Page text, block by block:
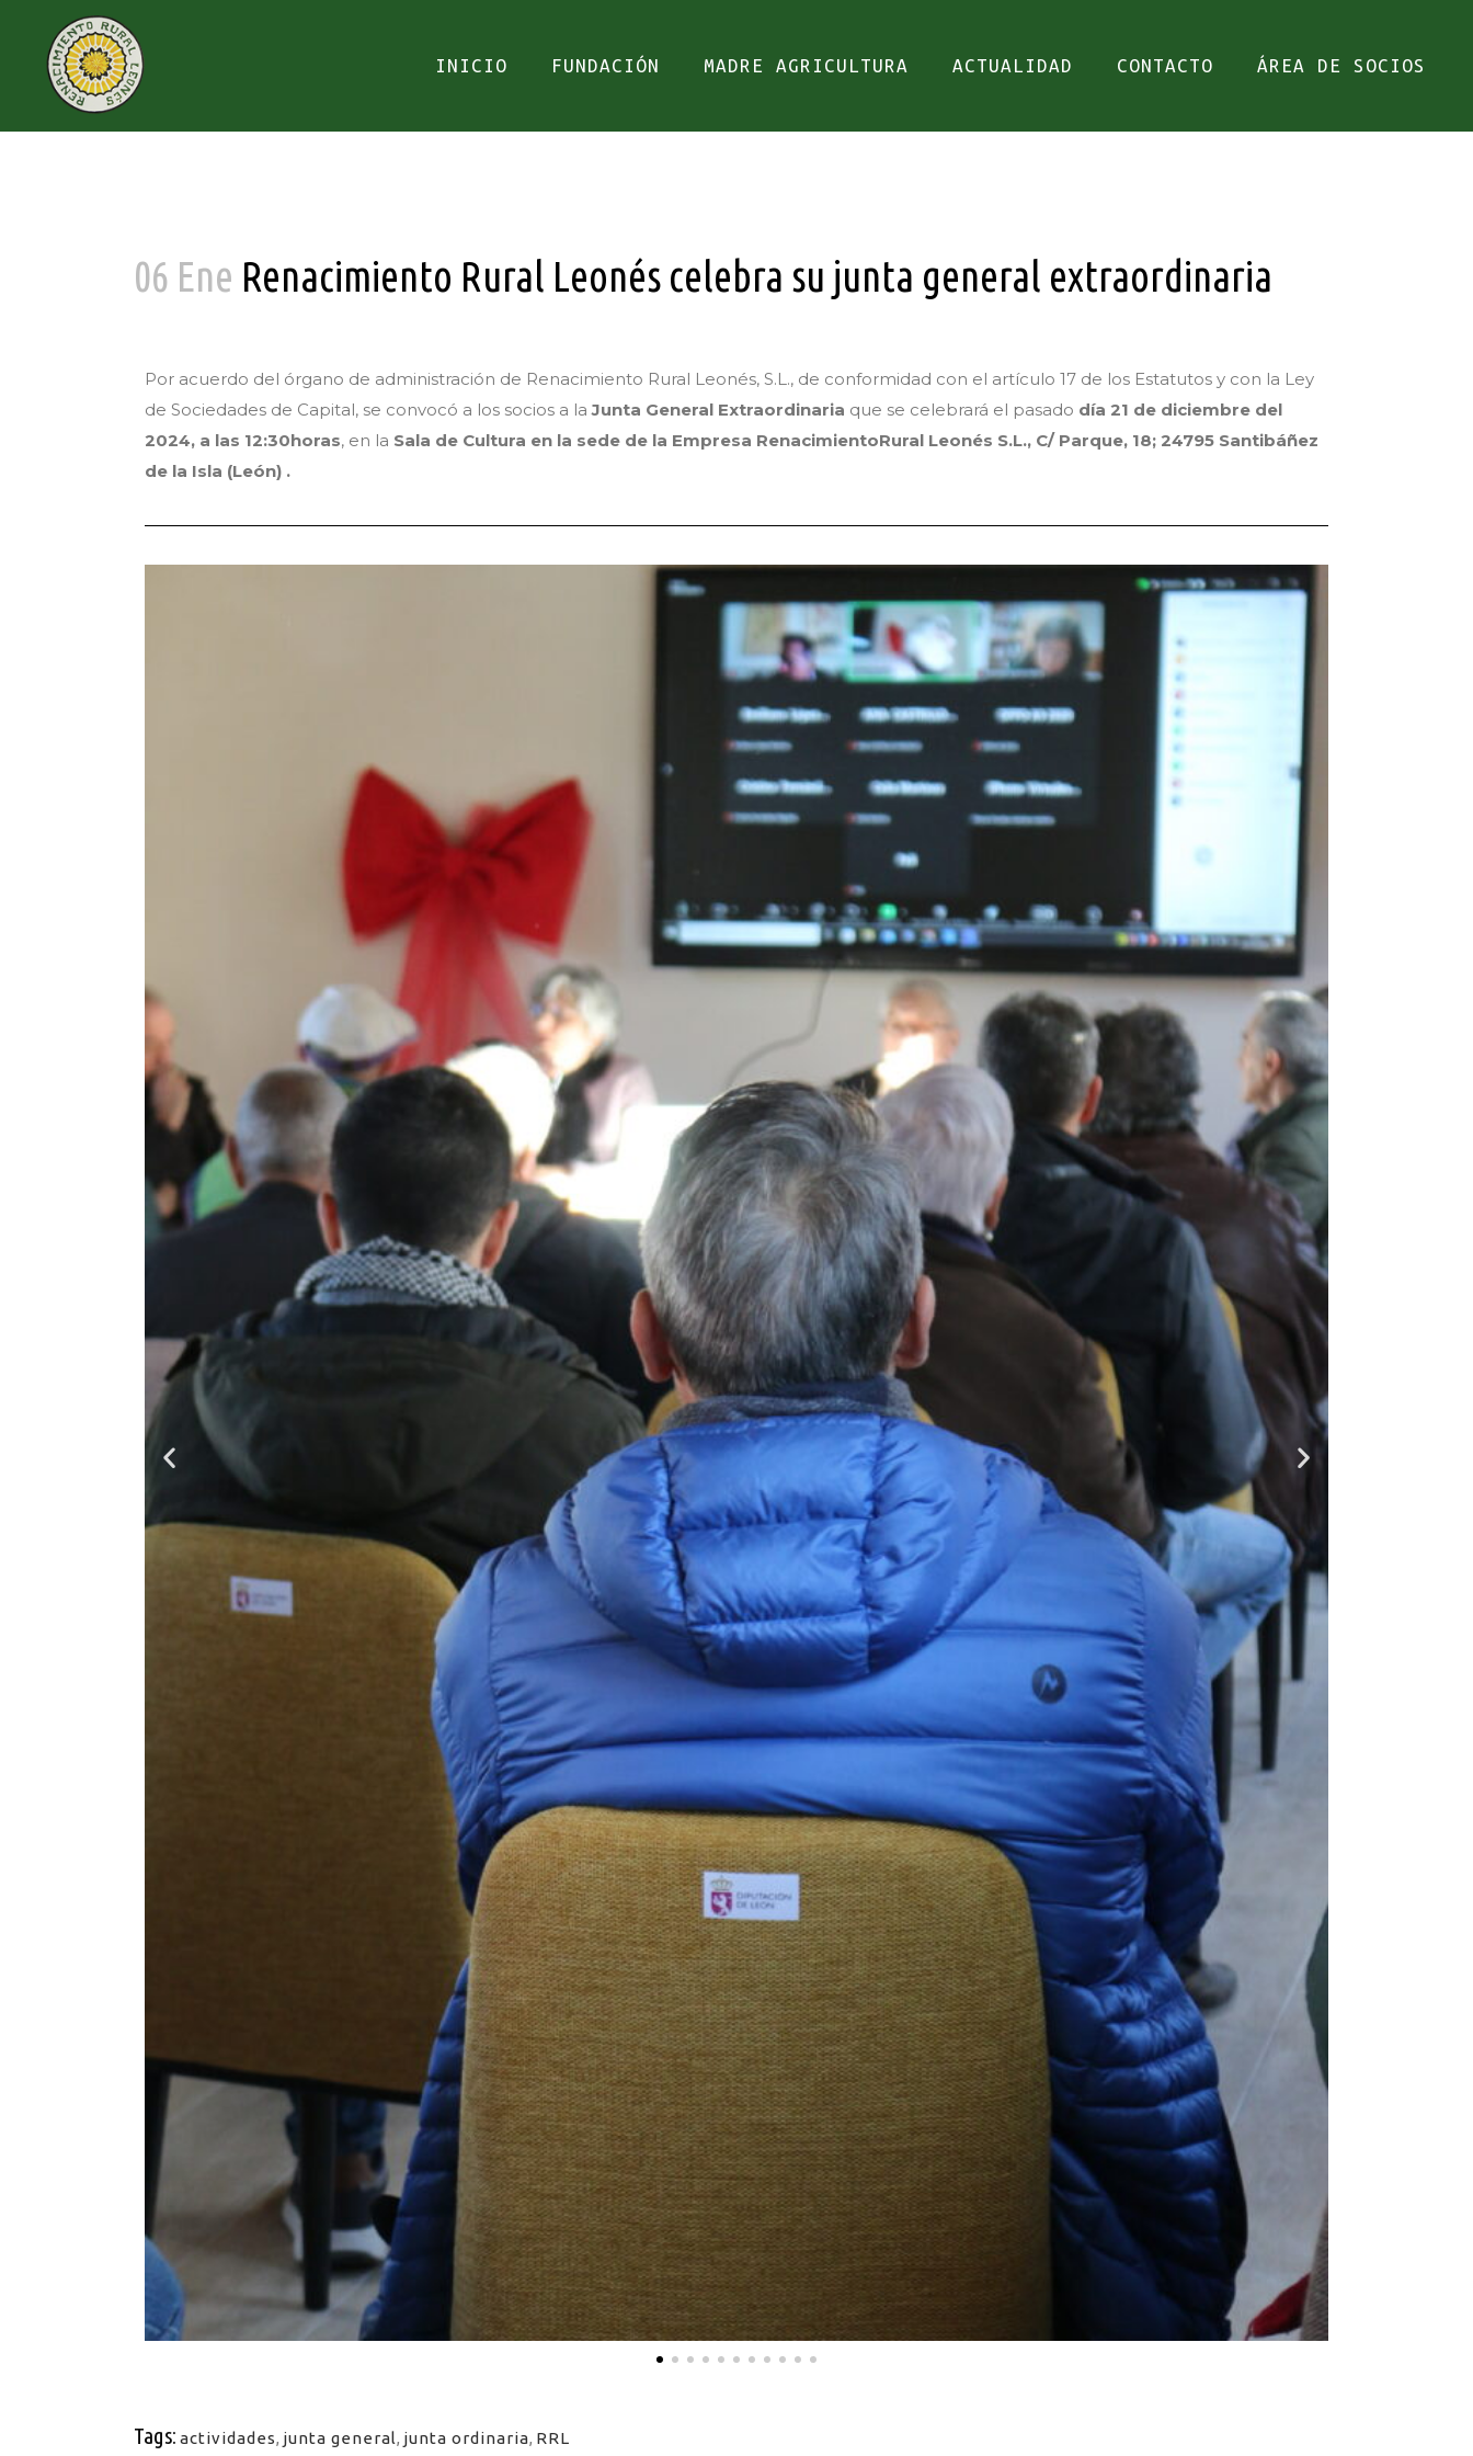
INICIO FUNDACIÓN MADRE AGRICULTURA ACTUALIDAD CONTACTO ÁREA DE SOCIOS
06 Ene Renacimiento Rural Leonés celebra su junta general extraordinaria
Por acuerdo del órgano de administración de Renacimiento Rural Leonés, S.L., de conformidad con el artículo 17 de los Estatutos y con la Ley
de Sociedades de Capital, se convocó a los socios a laJunta General Extraordinaria que se celebrará el pasado día 21 de diciembre del
2024, a las 12:30horas, en la Sala de Cultura en la sede de la Empresa RenacimientoRural Leonés S.L., C/ Parque, 18; 24795 Santibáñez
de la Isla (León) .
Tags: actividades, junta general, junta ordinaria, RRL